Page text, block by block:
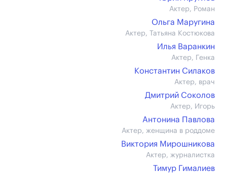
Актер, Роман
Ольга Маругина
Актер, Татьяна Костюкова
Илья Варанкин
Актер, Генка
Константин Силаков
Актер, врач
Дмитрий Соколов
Актер, Игорь
Антонина Павлова
Актер, женщина в роддоме
Виктория Мирошникова
Актер, журналистка
Тимур Гималиев